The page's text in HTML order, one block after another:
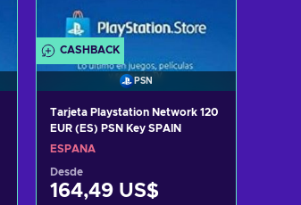
CASHBACK
PSN
Tarjeta Playstation Network 120
EUR (ES) PSN Key SPAIN
ESPAÑA
Desde
164,49 US$